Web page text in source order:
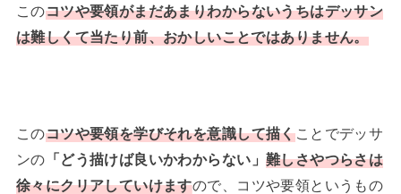
このコツや要領がまだあまりわからないうちはデッサン
は難しくて当たり前、おかしいことではありません。
このコツや要領を学びそれを意識して描くことでデッサ
ンの 「どう描けば良いかわからない」 難しさやつらさは
徐々にクリアしていけますので、コツや要領というもの